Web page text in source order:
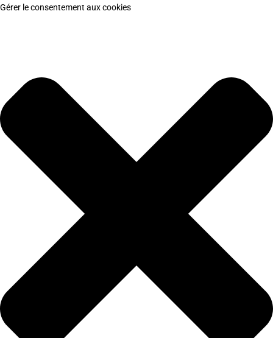
Gérer le consentement aux cookies